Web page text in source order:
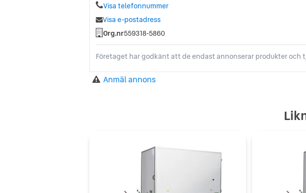
Visa telefonnummer
Visa e-postadress
Org.nr559318-5860
Företaget har godkänt att de endast annonserar produkter och
Anmäl annons